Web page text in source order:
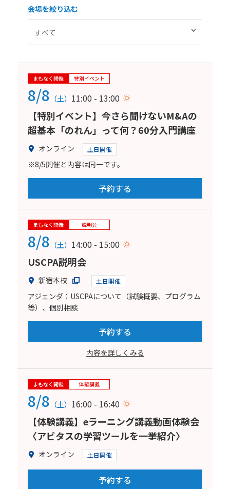
会場を絞り込む
まもなく開催 特別イベント
8/8 （土） 11:00 - 13:00
【特別イベント】今さら聞けないM&Aの
超基本「のれん」って何？60分入門講座
オンライン 土日開催
※8/5開催と内容は同一です。
予約する
まもなく開催 説明会
8/8 （土） 14:00 - 15:00
USCPA説明会
新宿本校 土日開催
アジェンダ：USCPAについて（試験概要、プログラム
等）、個別相談
予約する
内容を詳しくみる
まもなく開催 体験講義
8/8 （土） 16:00 - 16:40
【体験講義】eラーニング講義動画体験会
〈アビタスの学習ツールを一挙紹介〉
オンライン 土日開催
予約する